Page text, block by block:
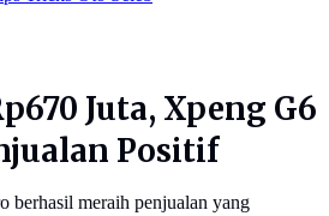
Juta, Xpeng G6
Positif
meraih penjualan yang